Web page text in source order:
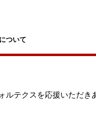
ついて
ルテクスを応援いただき